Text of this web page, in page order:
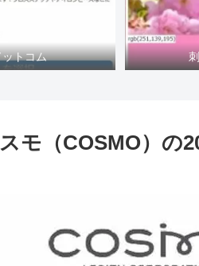
トコム
モ（COSMO）の